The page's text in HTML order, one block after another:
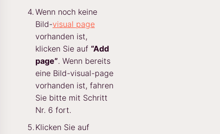
Wenn noch keine
Bild-visual page
vorhanden ist,
klicken Sie auf “Add
page”. Wenn bereits
eine Bild-visual-page
vorhanden ist, fahren
Sie bitte mit Schritt
Nr. 6 fort.
Klicken Sie auf